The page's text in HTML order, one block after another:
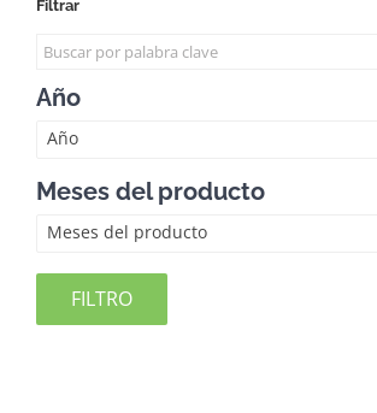
Filtrar
Año
Año
Meses del producto
Meses del producto
FILTRO